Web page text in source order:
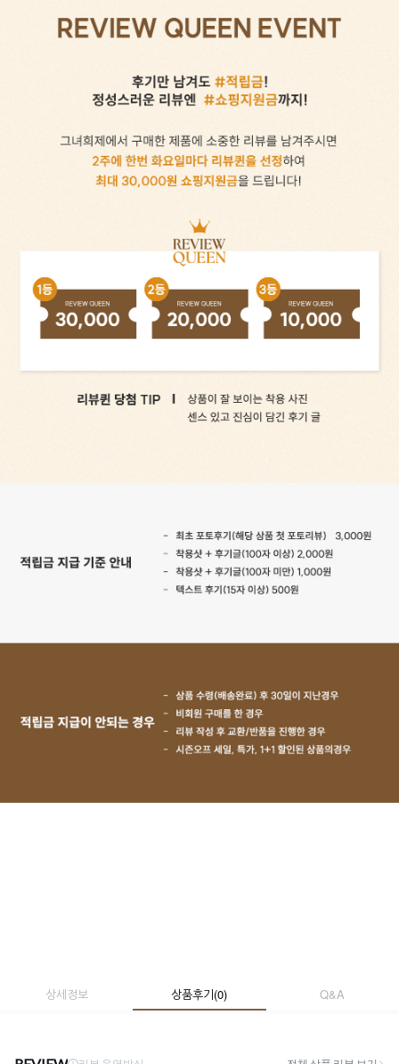
상세정보 상품후기(0) Q&A